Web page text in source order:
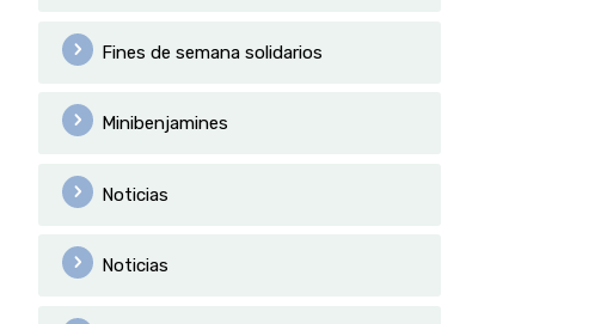
Fines de semana solidarios
Minibenjamines
Noticias
Noticias